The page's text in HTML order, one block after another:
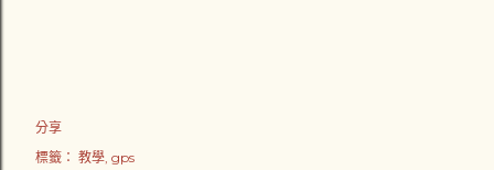
分享
標籤： 教學 gps